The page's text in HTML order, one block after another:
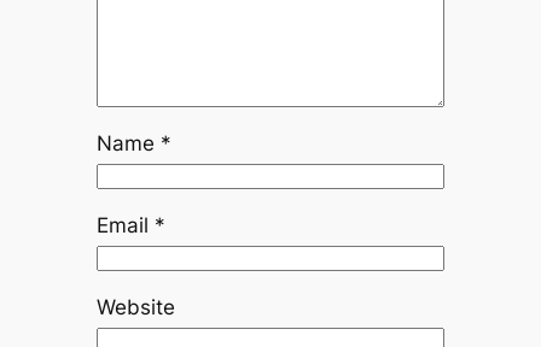
Name *
Email *
Website